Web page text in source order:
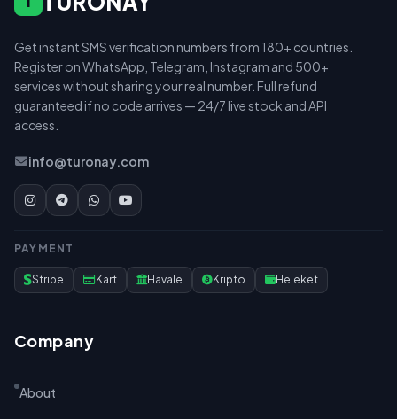
Get instant SMS verification numbers from 180+ countries.
Register on WhatsApp, Telegram, Instagram and 500+
services without sharing your real number. Full refund
guaranteed if no code arrives — 24/7 live stock and API
access.
info@turonay.com
PAYMENT
Stripe Kart Havale Kripto Heleket
Company
About